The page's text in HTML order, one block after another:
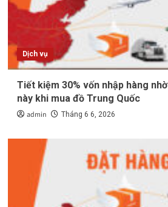
Dịch vụ
Tiết kiệm 30% vốn nhập hàng
này khi mua đồ Trung Quốc
admin Tháng 6 6, 2026